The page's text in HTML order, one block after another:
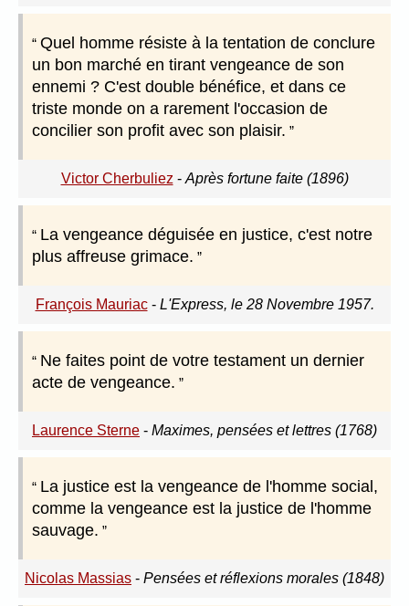
Quel homme résiste à la tentation de conclure
un bon marché en tirant vengeance de son
ennemi ? C'est double bénéfice, et dans ce
triste monde on a rarement l'occasion de
concilier son profit avec son plaisir.
Victor Cherbuliez - Après fortune faite (1896)
La vengeance déguisée en justice, c'est notre
plus affreuse grimace.
François Mauriac- L'Express, le 28 Novembre 1957.
Ne faites point de votre testament un dernier
acte de vengeance.
Laurence Sterne - Maximes, pensées et lettres (1768)
La justice est la vengeance de l'homme social,
comme la vengeance est la justice de l'homme
sauvage.
Nicolas Massias - Pensées et réflexions morales (1848)